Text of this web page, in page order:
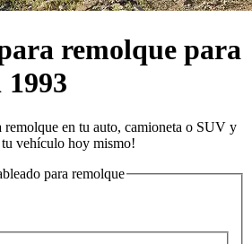
remolque para
1993
remolque en tu auto, camioneta o SUV y
vehículo hoy mismo!
para remolque